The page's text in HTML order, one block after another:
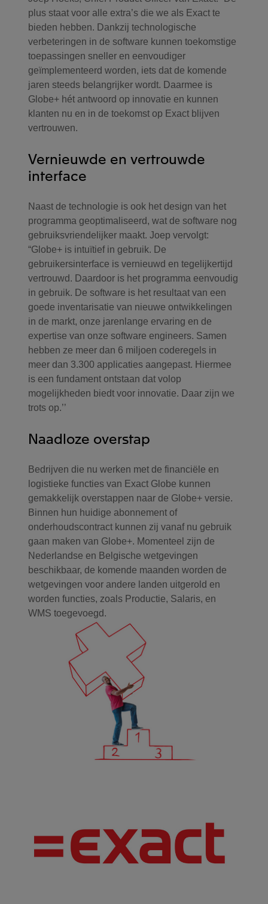
plus staat voor alle extra’s die we als Exact te
bieden hebben. Dankzij technologische
verbeteringen in de software kunnen toekomstige
toepassingen sneller en eenvoudiger
geïmplementeerd worden, iets dat de komende
jaren steeds belangrijker wordt. Daarmee is
Globe+ hét antwoord op innovatie en kunnen
klanten nu en in de toekomst op Exact blijven
vertrouwen.
Vernieuwde en vertrouwde
interface
Naast de technologie is ook het design van het
programma geoptimaliseerd, wat de software nog
gebruiksvriendelijker maakt. Joep vervolgt:
“Globe+ is intuïtief in gebruik. De
gebruikersinterface is vernieuwd en tegelijkertijd
vertrouwd. Daardoor is het programma eenvoudig
in gebruik. De software is het resultaat van een
goede inventarisatie van nieuwe ontwikkelingen
in de markt, onze jarenlange ervaring en de
expertise van onze software engineers. Samen
hebben ze meer dan 6 miljoen coderegels in
meer dan 3.300 applicaties aangepast. Hiermee
is een fundament ontstaan dat volop
mogelijkheden biedt voor innovatie. Daar zijn we
trots op.’’
Naadloze overstap
Bedrijven die nu werken met de financiële en
logistieke functies van Exact Globe kunnen
gemakkelijk overstappen naar de Globe+ versie.
Binnen hun huidige abonnement of
onderhoudscontract kunnen zij vanaf nu gebruik
gaan maken van Globe+. Momenteel zijn de
Nederlandse en Belgische wetgevingen
beschikbaar, de komende maanden worden de
wetgevingen voor andere landen uitgerold en
worden functies, zoals Productie, Salaris, en
WMS toegevoegd.